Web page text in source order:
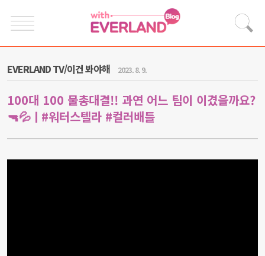
EVERLAND TV/이건 봐야해 2023. 8. 9.
100대 100 물총대결!! 과연 어느 팀이 이겼을까요?
🔫💦ㅣ#워터스텔라 #컬러배틀